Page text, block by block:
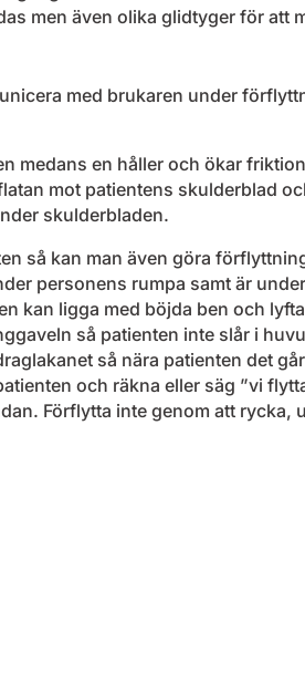
men även olika glidtyger för att
med brukaren under
medans en håller och ökar
mot patientens skulderblad
skulderbladen.
så kan man även göra
personens rumpa samt är
kan ligga med böjda ben och
så patienten inte slår i
så nära patienten det
och räkna eller säg ”vi
Förflytta inte genom att rycka,